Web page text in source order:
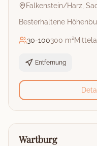
Falkenstein/Harz
Besterhaltene
30-100300 m²
Entfernung
Burg
Wartburg